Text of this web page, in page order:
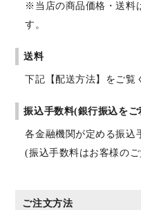
※当店の商品価格・送料
す。
送料
下記【配送方法】をご覧
振込手数料(銀行振込をご
各金融機関が定める振込
(振込手数料はお客様の
ご注文方法